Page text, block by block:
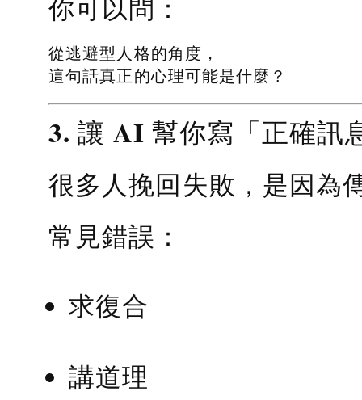
你可以問：
從逃避型人格的角度，
這句話真正的心理可能是什麼？
3. 讓 AI 幫你寫「正確訊
很多人挽回失敗，是因為
常見錯誤：
求復合
講道理